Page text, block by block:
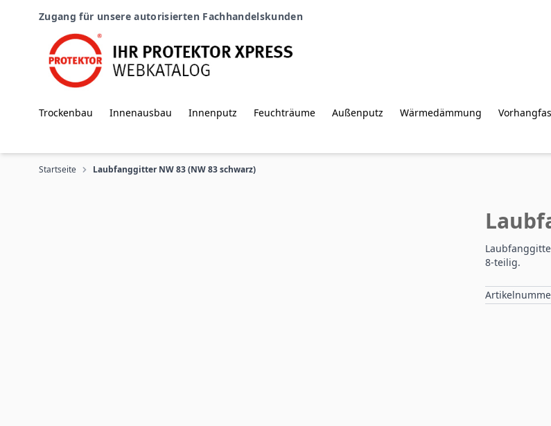
Zugang für unsere autorisierten Fachhandelskunden
Trockenbau Innenausbau Innenputz Feuchträume Außenputz Wärmedämmung
Startseite Laubfanggitter NW 83 (NW 83 schwarz)
8-teilig.